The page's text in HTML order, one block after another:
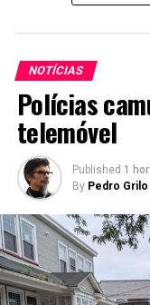
NOTÍCIAS
Polícias
telemóvel
Published 1
By Pedro Grilo